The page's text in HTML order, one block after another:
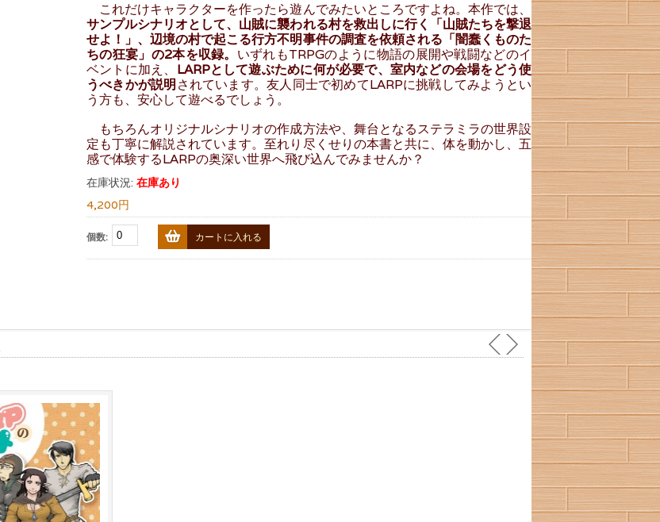
これだけキャラクターを作ったら遊んでみたいところですよね。本作では、
サンプルシナリオとして、山賊に襲われる村を救出しに行く「山賊たちを撃退
せよ！」、辺境の村で起こる行方不明事件の調査を依頼される「闇蠢くものた
ちの狂宴」の2本を収録。 いずれもTRPGのように物語の展開や戦闘などのイ
ベントに加え、 LARPとして遊ぶために何が必要で、室内などの会場をどう使
うべきかが説明 されています。友人同士で初めてLARPに挑戦してみようとい
う方も、安心して遊べるでしょう。
もちろんオリジナルシナリオの作成方法や、舞台となるステラミラの世界設
定も丁寧に解説されています。至れり尽くせりの本書と共に、体を動かし、五
感で体験するLARPの奥深い世界へ飛び込んでみませんか？
在庫状況: 在庫あり
4,200円
個数: カートに入れる